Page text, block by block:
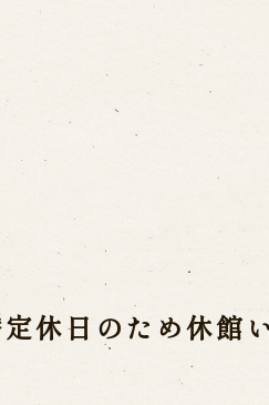
匠
よくある
お電話で
休日のため休館